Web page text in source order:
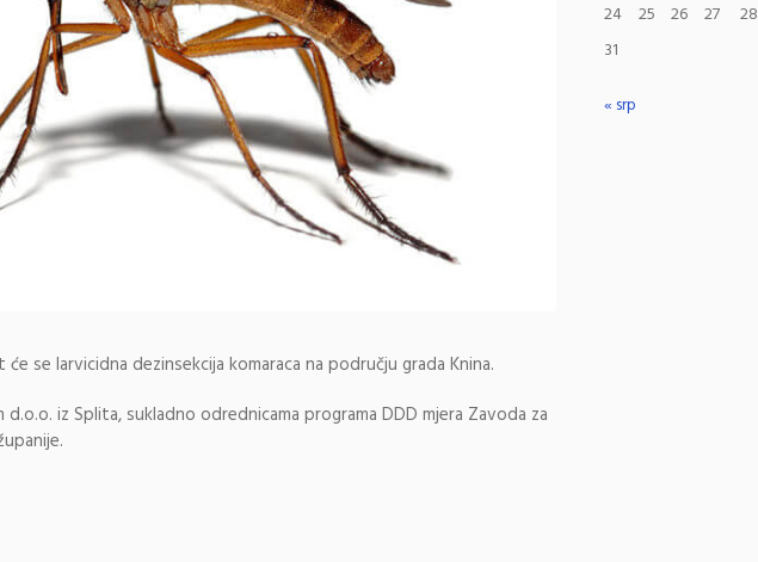
se larvicidna dezinsekcija komaraca na području grada Knina.
iz Splita, sukladno odrednicama programa DDD mjera Zavoda za
24
25 26 27 28
31
« srp